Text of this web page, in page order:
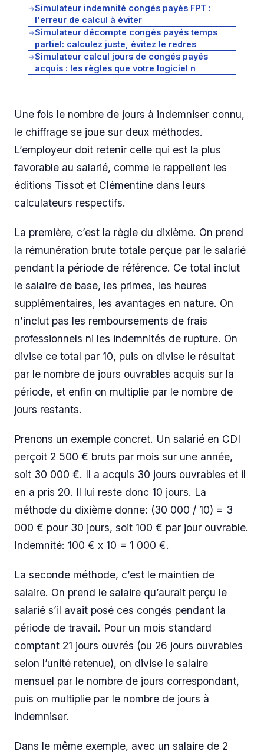
→Simulateur indemnité congés payés FPT :
l'erreur de calcul à éviter
→Simulateur décompte congés payés temps
partiel: calculez juste, évitez le redres
→Simulateur calcul jours de congés payés
acquis : les règles que votre logiciel n
Une fois le nombre de jours à indemniser connu,
le chiffrage se joue sur deux méthodes.
L’employeur doit retenir celle qui est la plus
favorable au salarié, comme le rappellent les
éditions Tissot et Clémentine dans leurs
calculateurs respectifs.
La première, c’est la règle du dixième. On prend
la rémunération brute totale perçue par le salarié
pendant la période de référence. Ce total inclut
le salaire de base, les primes, les heures
supplémentaires, les avantages en nature. On
n’inclut pas les remboursements de frais
professionnels ni les indemnités de rupture. On
divise ce total par 10, puis on divise le résultat
par le nombre de jours ouvrables acquis sur la
période, et enfin on multiplie par le nombre de
jours restants.
Prenons un exemple concret. Un salarié en CDI
perçoit 2 500 € bruts par mois sur une année,
soit 30 000 €. Il a acquis 30 jours ouvrables et il
en a pris 20. Il lui reste donc 10 jours. La
méthode du dixième donne: (30 000 / 10) = 3
000 € pour 30 jours, soit 100 € par jour ouvrable.
Indemnité: 100 € x 10 = 1 000 €.
La seconde méthode, c’est le maintien de
salaire. On prend le salaire qu’aurait perçu le
salarié s’il avait posé ces congés pendant la
période de travail. Pour un mois standard
comptant 21 jours ouvrés (ou 26 jours ouvrables
selon l’unité retenue), on divise le salaire
mensuel par le nombre de jours correspondant,
puis on multiplie par le nombre de jours à
indemniser.
Dans le même exemple, avec un salaire de 2